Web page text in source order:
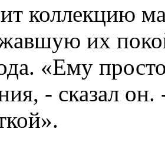
коллекцию
их
«Ему
- сказал